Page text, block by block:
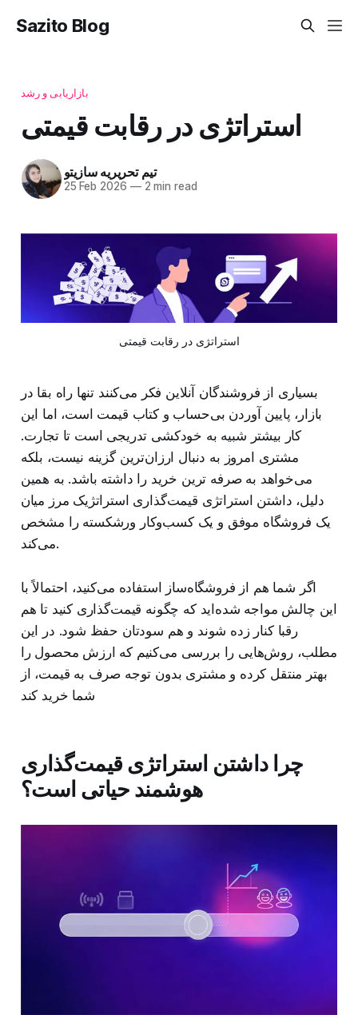
Sazito Blog
بازاریابی و رشد
استراتژی در رقابت قیمتی
تیم تحریریه سازیتو
25 Feb 2026 —2 min read
استراتژی در رقابت قیمتی
بسیاری از فروشندگان آنلاین فکر می‌کنند تنها راه بقا در
بازار، پایین آوردن بی‌حساب‌ و کتاب قیمت است، اما این
کار بیشتر شبیه به خودکشی تدریجی است تا تجارت.
مشتری امروز به دنبال ارزان‌ترین گزینه نیست، بلکه
می‌خواهد به‌ صرفه‌ ترین خرید را داشته باشد. به همین
دلیل، داشتن استراتژی قیمت‌گذاری استراتژیک مرز میان
یک فروشگاه موفق و یک کسب‌وکار ورشکسته را مشخص
می‌کند.
اگر شما هم از فروشگاه‌ساز استفاده می‌کنید، احتمالاً با
این چالش مواجه شده‌اید که چگونه قیمت‌گذاری کنید تا هم
رقبا کنار زده شوند و هم سودتان حفظ شود. در این
مطلب، روش‌هایی را بررسی می‌کنیم که ارزش محصول را
بهتر منتقل کرده و مشتری بدون توجه صرف به قیمت، از
شما خرید کند
چرا داشتن استراتژی قیمت‌گذاری
هوشمند حیاتی است؟